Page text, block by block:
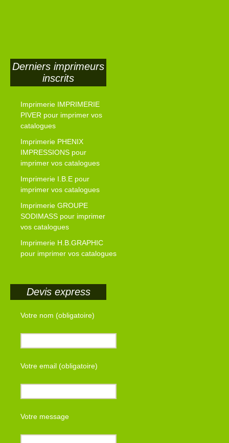
Derniers imprimeurs
inscrits
Imprimerie IMPRIMERIE
PIVER pour imprimer vos
catalogues
Imprimerie PHENIX
IMPRESSIONS pour
imprimer vos catalogues
Imprimerie I.B.E pour
imprimer vos catalogues
Imprimerie GROUPE
SODIMASS pour imprimer
vos catalogues
Imprimerie H.B.GRAPHIC
pour imprimer vos catalogues
Devis express
Votre nom (obligatoire)
Votre email (obligatoire)
Votre message